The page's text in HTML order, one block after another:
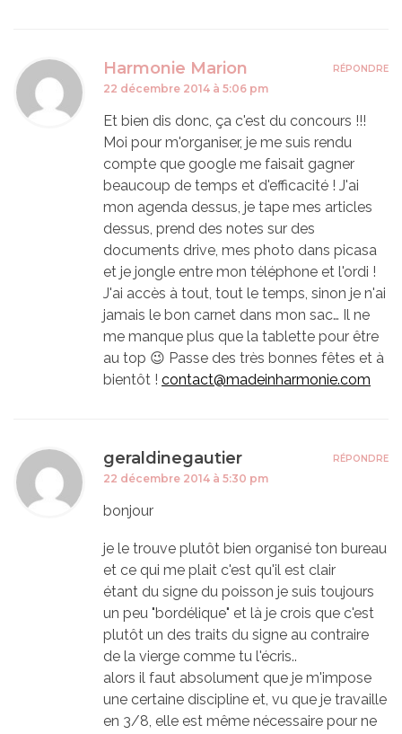
Harmonie Marion
22 décembre 2014 à 5:06 pm
Et bien dis donc, ça c'est du concours !!!
Moi pour m'organiser, je me suis rendu
compte que google me faisait gagner
beaucoup de temps et d'efficacité ! J'ai
mon agenda dessus, je tape mes articles
dessus, prend des notes sur des
documents drive, mes photo dans picasa
et je jongle entre mon téléphone et l'ordi !
J'ai accès à tout, tout le temps, sinon je n'ai
jamais le bon carnet dans mon sac… Il ne
me manque plus que la tablette pour être
au top 😉 Passe des très bonnes fêtes et à
bientôt ! contact@madeinharmonie.com
RÉPONDRE
geraldinegautier
22 décembre 2014 à 5:30 pm
bonjour
je le trouve plutôt bien organisé ton bureau
et ce qui me plait c'est qu'il est clair
étant du signe du poisson je suis toujours
un peu "bordélique" et là je crois que c'est
plutôt un des traits du signe au contraire
de la vierge comme tu l'écris..
alors il faut absolument que je m'impose
une certaine discipline et, vu que je travaille
en 3/8, elle est même nécessaire pour ne
RÉPONDRE